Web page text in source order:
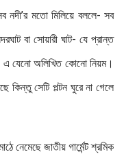
নদী’র মতো মিলিয়ে বললে- সব
বা সোয়ারী ঘাট- যে প্রান্ত
এ যেনো অলিখিত কোনো নিয়ম।
কিন্তু সেটি পল্টন ঘুরে না গেলে
নেমেছে জাতীয় গার্মেন্ট শ্রমিক